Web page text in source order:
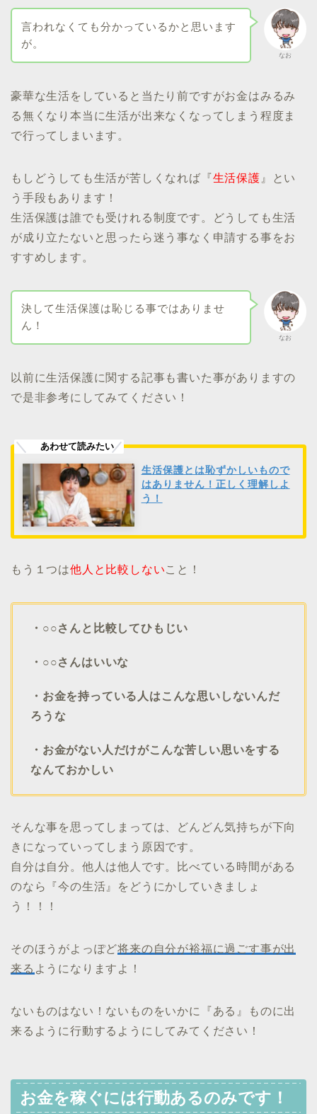
なお
言われなくても分かっているかと思います
が。
豪華な生活をしていると当たり前ですがお金はみるみ
る無くなり本当に生活が出来なくなってしまう程度ま
で行ってしまいます。
もしどうしても生活が苦しくなれば『生活保護 』とい
う手段もあります！
生活保護は誰でも受けれる制度です。どうしても生活
が成り立たないと思ったら迷う事なく申請する事をお
すすめします。
なお
決して生活保護は恥じる事ではありませ
ん！
以前に生活保護に関する記事も書いた事がありますの
で是非参考にしてみてください！
生活保護とは恥ずかしいもので
はありません！正しく理解しよ
う！
もう１つは他人と比較しないこと！
・○○さんと比較してひもじい
・○○さんはいいな
・お金を持っている人はこんな思いしないんだ
ろうな
・お金がない人だけがこんな苦しい思いをする
なんておかしい
そんな事を思ってしまっては、どんどん気持ちが下向
きになっていってしまう原因です。
自分は自分。他人は他人です。比べている時間がある
のなら『今の生活』をどうにかしていきましょ
う！！！
そのほうがよっぽど将来の自分が裕福に過ごす事が出
来る ようになりますよ！
ないものはない！ないものをいかに『ある』ものに出
来るように行動するようにしてみてください！
お金を稼ぐには行動あるのみです！